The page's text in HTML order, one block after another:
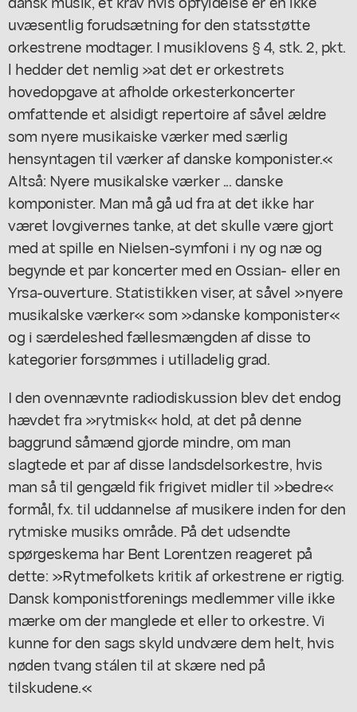
uvæsentlig forudsætning for den statsstøtte
orkestrene modtager. I musiklovens § 4, stk. 2, pkt.
l hedder det nemlig »at det er orkestrets
hovedopgave at afholde orkesterkoncerter
omfattende et alsidigt repertoire af såvel ældre
som nyere musikaiske værker med særlig
hensyntagen til værker af danske komponister.«
Altså: Nyere musikalske værker ... danske
komponister. Man må gå ud fra at det ikke har
været lovgivernes tanke, at det skulle være gjort
med at spille en Nielsen-symfoni i ny og næ og
begynde et par koncerter med en Ossian- eller en
Yrsa-ouverture. Statistikken viser, at såvel »nyere
musikalske værker« som »danske komponister«
og i særdeleshed fællesmængden af disse to
kategorier forsømmes i utilladelig grad.
I den ovennævnte radiodiskussion blev det endog
hævdet fra »rytmisk« hold, at det på denne
baggrund såmænd gjorde mindre, om man
slagtede et par af disse landsdelsorkestre, hvis
man så til gengæld fik frigivet midler til »bedre«
formål, fx. til uddannelse af musikere inden for den
rytmiske musiks område. På det udsendte
spørgeskema har Bent Lorentzen reageret på
dette: »Rytmefolkets kritik af orkestrene er rigtig.
Dansk komponistforenings medlemmer ville ikke
mærke om der manglede et eller to orkestre. Vi
kunne for den sags skyld undvære dem helt, hvis
nøden tvang stálen til at skære ned på
tilskudene.«